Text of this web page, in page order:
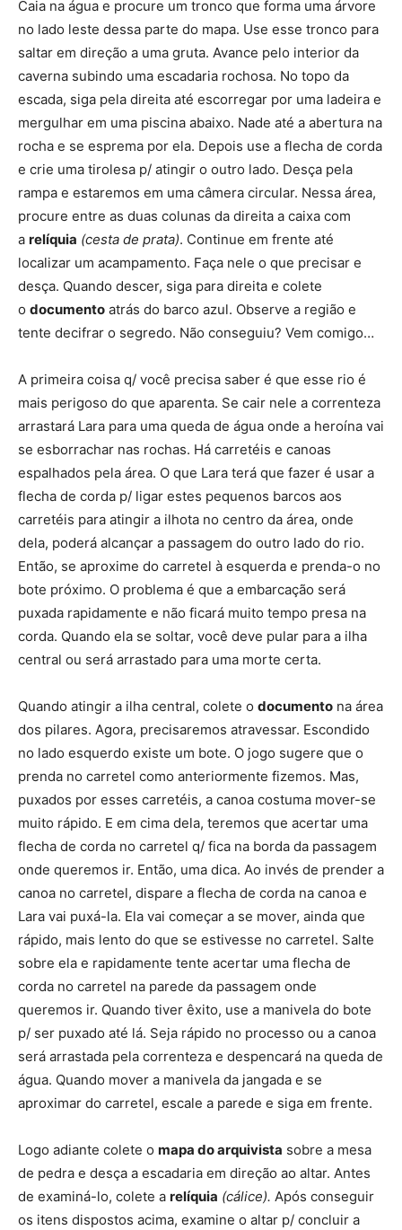
Caia na água e procure um tronco que forma uma árvore
no lado leste dessa parte do mapa. Use esse tronco para
saltar em direção a uma gruta. Avance pelo interior da
caverna subindo uma escadaria rochosa. No topo da
escada, siga pela direita até escorregar por uma ladeira e
mergulhar em uma piscina abaixo. Nade até a abertura na
rocha e se esprema por ela. Depois use a flecha de corda
e crie uma tirolesa p/ atingir o outro lado. Desça pela
rampa e estaremos em uma câmera circular. Nessa área,
procure entre as duas colunas da direita a caixa com
a relíquia (cesta de prata). Continue em frente até
localizar um acampamento. Faça nele o que precisar e
desça. Quando descer, siga para direita e colete
o documento atrás do barco azul. Observe a região e
tente decifrar o segredo. Não conseguiu? Vem comigo…
A primeira coisa q/ você precisa saber é que esse rio é
mais perigoso do que aparenta. Se cair nele a correnteza
arrastará Lara para uma queda de água onde a heroína vai
se esborrachar nas rochas. Há carretéis e canoas
espalhados pela área. O que Lara terá que fazer é usar a
flecha de corda p/ ligar estes pequenos barcos aos
carretéis para atingir a ilhota no centro da área, onde
dela, poderá alcançar a passagem do outro lado do rio.
Então, se aproxime do carretel à esquerda e prenda-o no
bote próximo. O problema é que a embarcação será
puxada rapidamente e não ficará muito tempo presa na
corda. Quando ela se soltar, você deve pular para a ilha
central ou será arrastado para uma morte certa.
Quando atingir a ilha central, colete o documento na área
dos pilares. Agora, precisaremos atravessar. Escondido
no lado esquerdo existe um bote. O jogo sugere que o
prenda no carretel como anteriormente fizemos. Mas,
puxados por esses carretéis, a canoa costuma mover-se
muito rápido. E em cima dela, teremos que acertar uma
flecha de corda no carretel q/ fica na borda da passagem
onde queremos ir. Então, uma dica. Ao invés de prender a
canoa no carretel, dispare a flecha de corda na canoa e
Lara vai puxá-la. Ela vai começar a se mover, ainda que
rápido, mais lento do que se estivesse no carretel. Salte
sobre ela e rapidamente tente acertar uma flecha de
corda no carretel na parede da passagem onde
queremos ir. Quando tiver êxito, use a manivela do bote
p/ ser puxado até lá. Seja rápido no processo ou a canoa
será arrastada pela correnteza e despencará na queda de
água. Quando mover a manivela da jangada e se
aproximar do carretel, escale a parede e siga em frente.
Logo adiante colete o mapa do arquivista sobre a mesa
de pedra e desça a escadaria em direção ao altar. Antes
de examiná-lo, colete a relíquia (cálice). Após conseguir
os itens dispostos acima, examine o altar p/ concluir a